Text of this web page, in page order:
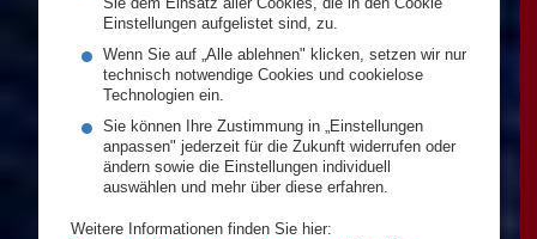
Sie dem Einsatz aller Cookies, die in den Cookie
Einstellungen aufgelistet sind, zu.
Wenn Sie auf „Alle ablehnen" klicken, setzen wir nur
technisch notwendige Cookies und cookielose
Technologien ein.
Sie können Ihre Zustimmung in „Einstellungen
anpassen" jederzeit für die Zukunft widerrufen oder
ändern sowie die Einstellungen individuell
auswählen und mehr über diese erfahren.
Weitere Informationen finden Sie hier: